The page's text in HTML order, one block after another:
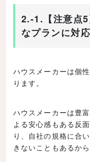
2.-1.【注意点
なプランに対
ハウスメーカーは個
ります。
ハウスメーカーは豊
よる安心感もある反
り、自社の規格に合
きないこともあるから